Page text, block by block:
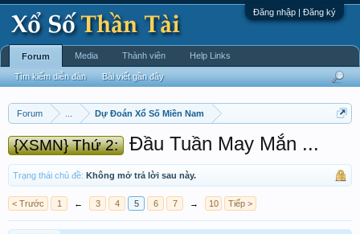
Đăng nhập | Đăng ký
Forum Dự Đoán Xổ Số Miền Nam
{XSMN} Thứ 2: Đầu Tuần May Mắn ...
Trạng thái chủ đề: Không mở trả lời sau này.
< Trước 1 ← 3 4 5 6 7 → 10 Tiếp >
Forum
Tìm kiếm diễn đàn Bài viết gần đây
Media Thành viên Help Links